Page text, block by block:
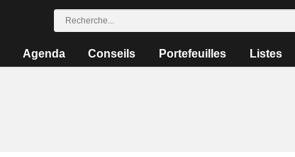
Agenda Conseils Portefeuilles Listes